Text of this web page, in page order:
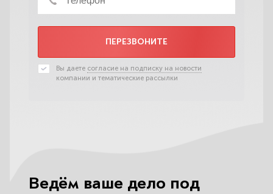
ПЕРЕЗВОНИТЕ
Вы даете согласие на подписку на новости
компании и тематические рассылки
Ведём ваше дело под